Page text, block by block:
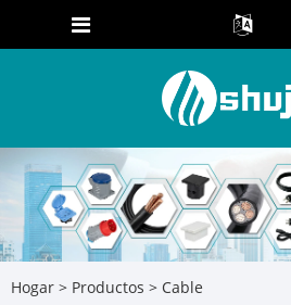
Hogar > Productos > Cable